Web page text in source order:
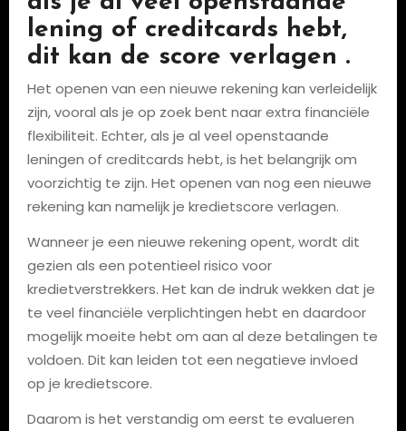
lening of creditcards hebt,
dit kan de score verlagen .
Het openen van een nieuwe rekening kan verleidelijk
zijn, vooral als je op zoek bent naar extra financiële
flexibiliteit. Echter, als je al veel openstaande
leningen of creditcards hebt, is het belangrijk om
voorzichtig te zijn. Het openen van nog een nieuwe
rekening kan namelijk je kredietscore verlagen.
Wanneer je een nieuwe rekening opent, wordt dit
gezien als een potentieel risico voor
kredietverstrekkers. Het kan de indruk wekken dat je
te veel financiële verplichtingen hebt en daardoor
mogelijk moeite hebt om aan al deze betalingen te
voldoen. Dit kan leiden tot een negatieve invloed
op je kredietscore.
Daarom is het verstandig om eerst te evalueren